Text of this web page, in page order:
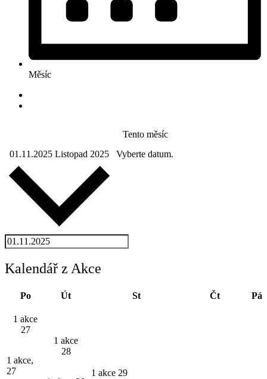
Měsíc
Tento měsíc
01.11.2025 Listopad 2025 Vyberte datum.
Kalendář z Akce
PoPondělí ÚtÚterý StStředa ČtČtvrtek Pá
1 akce
27
1 akce,
27
1 akce
28
1 akce 29